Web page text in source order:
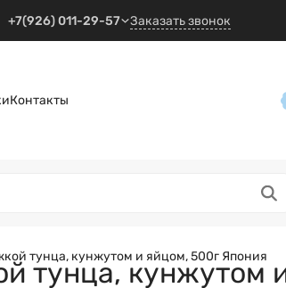
+7(926) 011-29-57 Заказать звонок
Контакты
тунца, кунжутом и яйцом, 500г Япония
тунца, кунжутом